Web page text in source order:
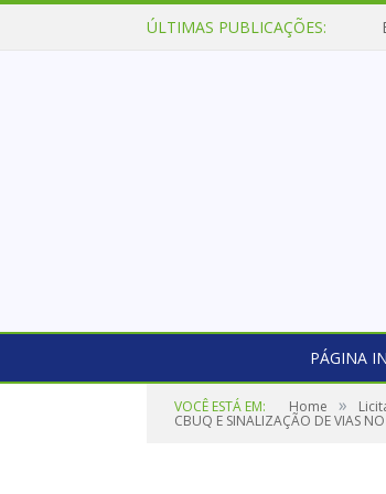
ÚLTIMAS PUBLICAÇÕES:
PÁGINA
VOCÊ ESTÁ EM: Home »
CBUQ E SINALIZAÇÃO DE VIAS